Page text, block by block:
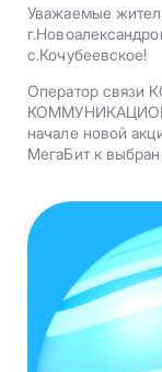
Уважаемые
с.Кочубеевское!
Оператор
начале новой
МегаБит к